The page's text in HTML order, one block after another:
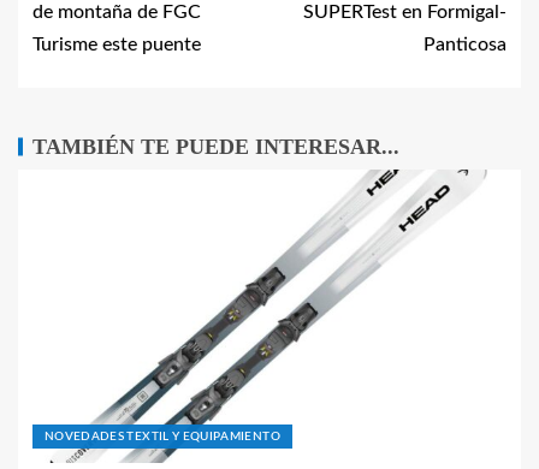
de montaña de FGC
Turisme este puente
SUPERTest en Formigal-
Panticosa
TAMBIÉN TE PUEDE INTERESAR...
NOVEDADES TEXTIL Y EQUIPAMIENTO